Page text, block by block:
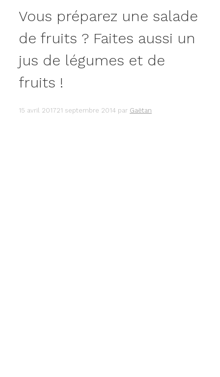
Vous préparez une salade
de fruits ? Faites aussi un
jus de légumes et de
fruits !
15 avril 201721 septembre 2014 par Gaëtan